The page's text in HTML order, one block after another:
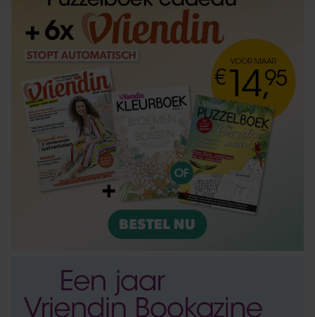
personaliseren, om functies voor social media te bieden
en om ons websiteverkeer te analyseren. Ook delen we
informatie over uw gebruik van onze site met onze
partners voor social media, adverteren en analyse. Deze
partners kunnen deze gegevens combineren met andere
informatie die u aan ze heeft verstrekt of die ze hebben
verzameld op basis van uw gebruik van hun services. U
gaat akkoord met onze cookies als u onze website blijft
gebruiken.